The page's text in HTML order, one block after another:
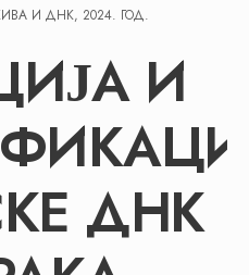
И ДНК, 2024. ГОД.
И
ДНК